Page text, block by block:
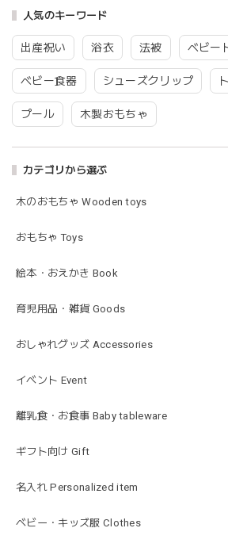
人気のキーワード
出産祝い 浴衣 法被 ベビー
ベビー食器 シューズクリップ
プール 木製おもちゃ
カテゴリから選ぶ
木のおもちゃ Wooden toys
おもちゃ Toys
絵本・おえかき Book
育児用品・雑貨 Goods
おしゃれグッズ Accessories
イベント Event
離乳食・お食事 Baby tableware
ギフト向け Gift
名入れ Personalized item
ベビー・キッズ服 Clothes
2026/03/26
グレーを購入しました！手持ちのビブ
したがかわいいので問題なし^ ^ありが
2026/02/21
この度は迅速丁寧な対応をありがとう
2026/01/17
出産祝いで渡しました。友人がとても喜